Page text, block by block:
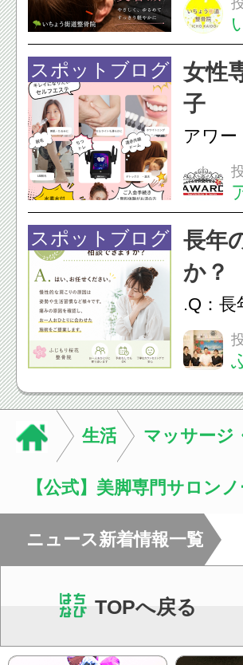
は、
フェイ
のこ
なが
スポットブログ
女性
子
アワー
フエ
開催中
スポットブログ
長年
か？
.Q：
か？A
性的な
慣など
し、お
をご
生活 マッサージ
【公式】美脚専門サロン
ニュース新着情報一覧
TOPへ戻る